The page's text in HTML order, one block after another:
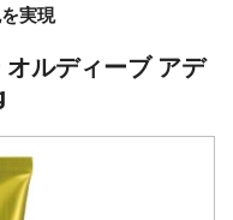
実現
オルディーブ アデ